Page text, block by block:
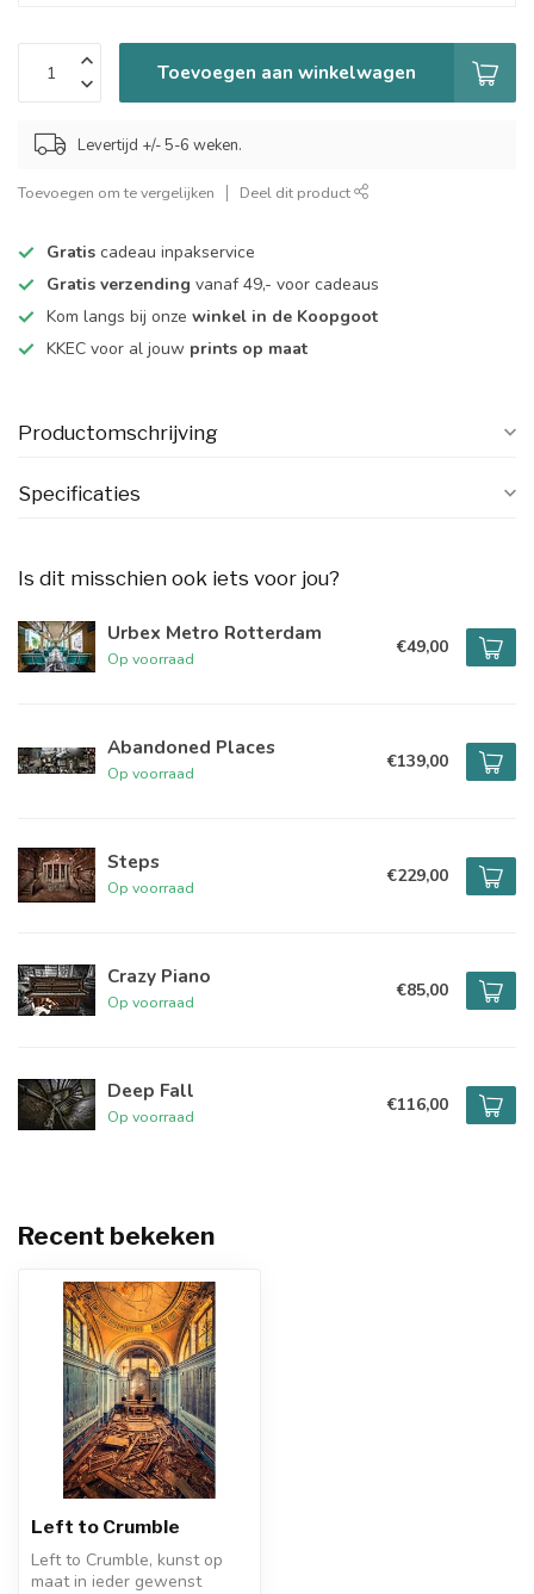
Toevoegen aan winkelwagen
Levertijd +/- 5-6 weken.
Toevoegen om te vergelijken Deel dit product
Gratis cadeau inpakservice
Gratis verzending vanaf 49,- voor cadeaus
Kom langs bij onze winkel in de Koopgoot
KKEC voor al jouw prints op maat
Productomschrijving
Specificaties
Is dit misschien ook iets voor jou?
Urbex Metro Rotterdam
Op voorraad
€49,00
Abandoned Places
Op voorraad
€139,00
Steps
Op voorraad
€229,00
Crazy Piano
Op voorraad
€85,00
Deep Fall
Op voorraad
€116,00
Recent bekeken
Left to Crumble
Left to Crumble, kunst op
maat in ieder gewenst